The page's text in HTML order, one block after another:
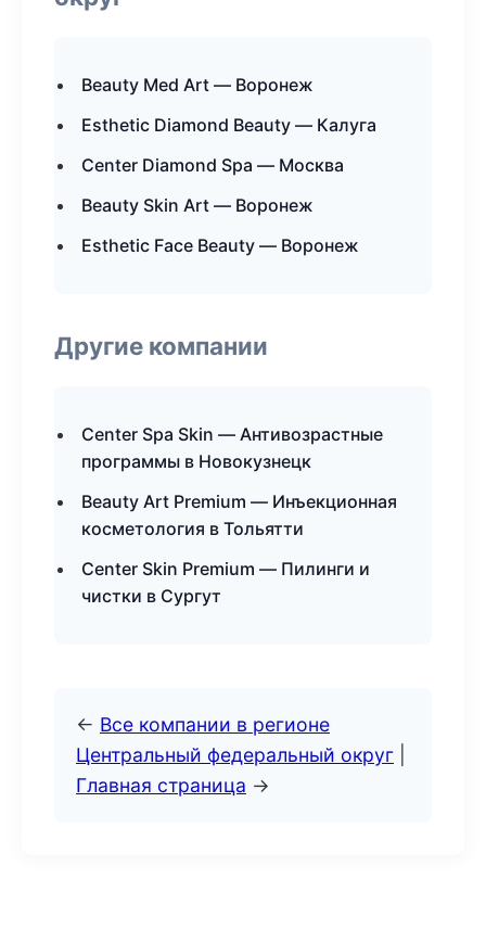
Beauty Med Art — Воронеж
Esthetic Diamond Beauty — Калуга
Center Diamond Spa — Москва
Beauty Skin Art — Воронеж
Esthetic Face Beauty — Воронеж
Другие компании
Center Spa Skin — Антивозрастные
программы в Новокузнецк
Beauty Art Premium — Инъекционная
косметология в Тольятти
Center Skin Premium — Пилинги и
чистки в Сургут
← Все компании в регионе
Центральный федеральный округ
Главная страница →